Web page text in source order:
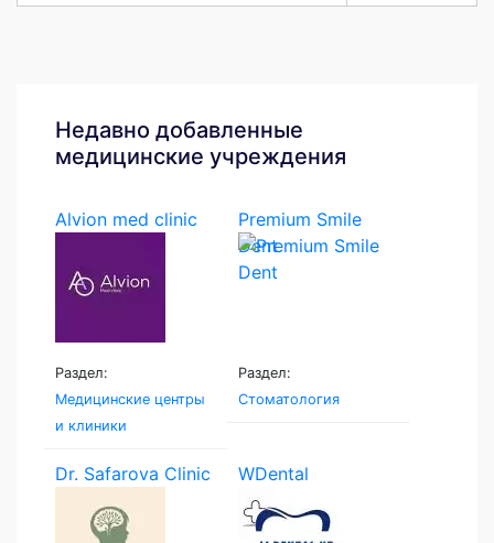
Недавно добавленные
медицинские учреждения
Alvion med clinic
Раздел:
Медицинские центры
и клиники
Premium Smile
Dent
Раздел:
Стоматология
Dr. Safarova Clinic WDental